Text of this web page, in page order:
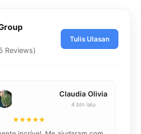
Reviews)
Tulis Ulasan
Claudia Olivia
4 bln lalu
★★★★★